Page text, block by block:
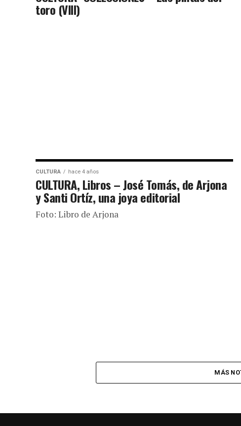
toro (VIIl)
CULTURA hace 4 años
CULTURA, Libros – José Tomás, de Arjona
y Santi Ortíz, una joya editorial
Foto: Libro de Arjona
MÁS